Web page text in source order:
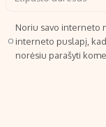
Noriu savo interneto
interneto puslapį,
norėsiu parašyti